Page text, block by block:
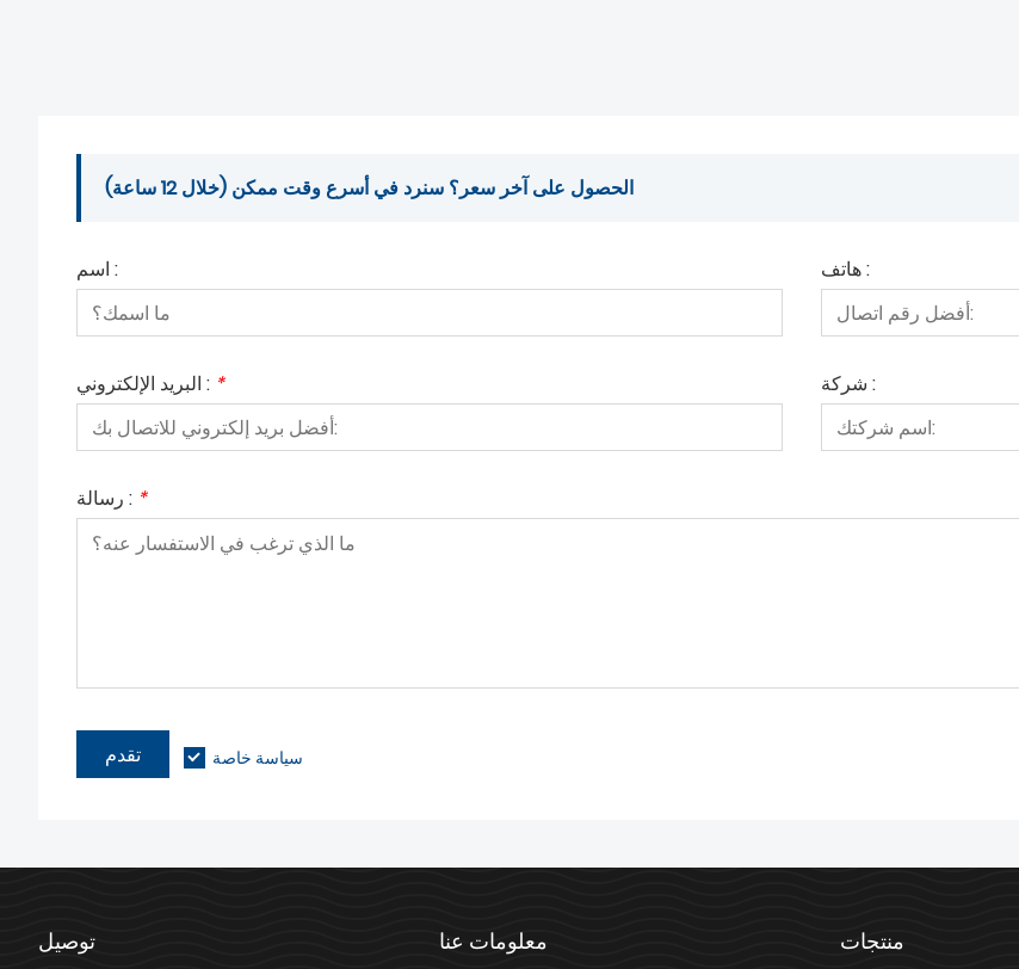
الحصول على آخر سعر؟ سنرد في أسرع وقت ممكن (خلال 12 ساعة)
اسم : هاتف :
البريد الإلكتروني : * شركة :
رسالة : *
تقدم سياسة خاصة
توصيل معلومات عنا منتجات